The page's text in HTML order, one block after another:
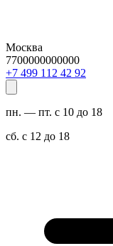
Москва
7700000000000
29 24 211 994 7+
пн. — пт. с 10 до 18
сб. с 12 до 18